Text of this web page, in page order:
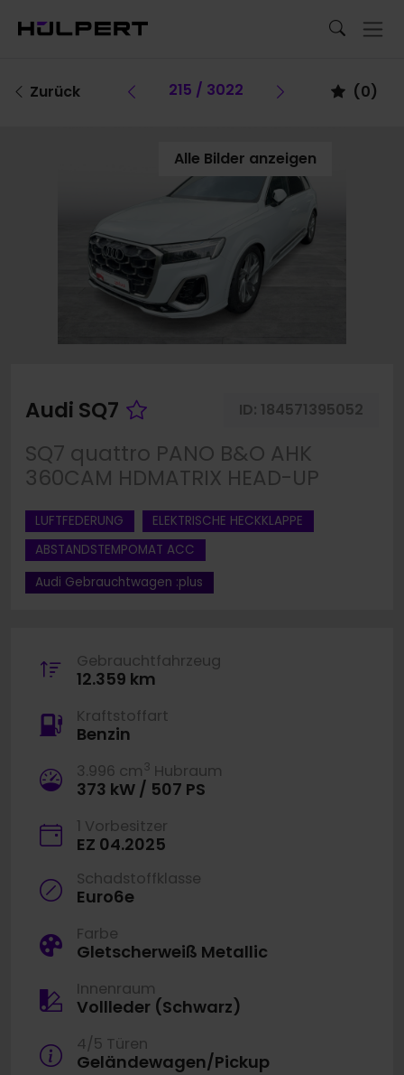
Zurück Vorheriges Fahrzeug
215 / 3022 Vorheriges
(0)
Alle Bilder anzeigen
Audi SQ7 Fahrzeug merken
ID: 184571395052
SQ7 quattro PANO B&O AHK
360CAM HDMATRIX HEAD-UP
LUFTFEDERUNG
ELEKTRISCHE HECKKLAPPE
ABSTANDSTEMPOMAT ACC
Audi Gebrauchtwagen :plus
Gebrauchtfahrzeug
12.359 km
Kraftstoffart
Benzin
3.996 cm 3 Hubraum
373 kW / 507 PS
1 Vorbesitzer
EZ 04.2025
Schadstoffklasse
Euro6e
Farbe
Gletscherweiß Metallic
Innenraum
Vollleder (Schwarz)
4/5 Türen
Geländewagen/Pickup